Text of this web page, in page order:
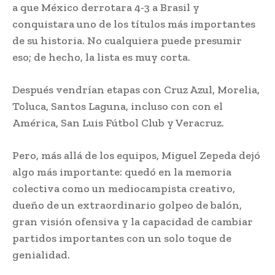
a que México derrotara 4-3 a Brasil y
conquistara uno de los títulos más importantes
de su historia. No cualquiera puede presumir
eso; de hecho, la lista es muy corta.
Después vendrían etapas con Cruz Azul, Morelia,
Toluca, Santos Laguna, incluso con con el
América, San Luis Fútbol Club y Veracruz.
Pero, más allá de los equipos, Miguel Zepeda dejó
algo más importante: quedó en la memoria
colectiva como un mediocampista creativo,
dueño de un extraordinario golpeo de balón,
gran visión ofensiva y la capacidad de cambiar
partidos importantes con un solo toque de
genialidad.